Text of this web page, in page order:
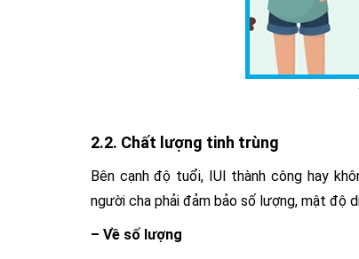
2.2. Chất lượng tinh trùng
Bên cạnh độ tuổi, IUI thành công hay
người cha phải đảm bảo số lượng, mật độ
– Về số lượng